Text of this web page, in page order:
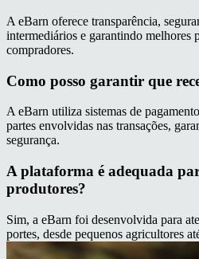
A eBarn oferece transparência,
intermediários e garantindo melhores
compradores.
Como posso garantir que
A eBarn utiliza sistemas de
partes envolvidas nas transações,
segurança.
A plataforma é adequada
produtores?
Sim, a eBarn foi desenvolvida para
portes, desde pequenos agricultores